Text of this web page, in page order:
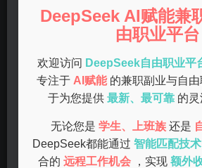
在智能手机时代，拥有高效的应用软件
工作与生活效率。deepseek作为一款
用，受到了广泛的关注。本文将为您提
使用技巧及操作指南。
什么是deepseek？
deepseek是一款集成多种AI功能的手
DeepSeek AI赋能兼
由职业平台
欢迎访问 DeepSeek自由职业平
专注于 AI赋能 的兼职副业与自
于为您提供 最新、最可靠 的灵
无论您是 学生、上班族 还是
DeepSeek都能通过 智能匹配技术
合的 远程工作机会 ，实现 额外